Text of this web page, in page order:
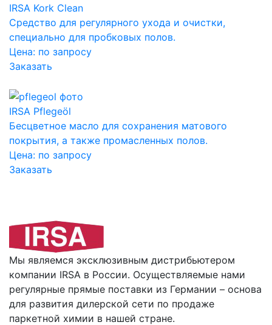
IRSA Kork Clean
Средство для регулярного ухода и очистки,
специально для пробковых полов.
Цена: по запросу
Заказать
IRSA Pflegeöl
Бесцветное масло для сохранения матового
покрытия, а также промасленных полов.
Цена: по запросу
Заказать
Мы являемся эксклюзивным дистрибьютером
компании IRSA в России. Осуществляемые нами
регулярные прямые поставки из Германии – основа
для развития дилерской сети по продаже
паркетной химии в нашей стране.